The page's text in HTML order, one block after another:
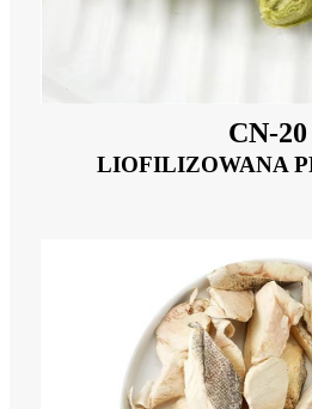
CN-20
LIOFILIZOWANA